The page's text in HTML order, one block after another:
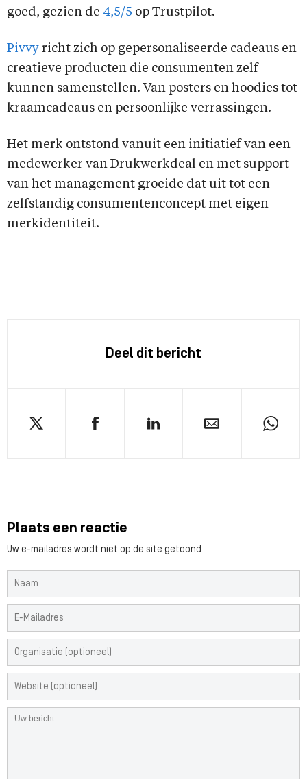
goed, gezien de 4,5/5 op Trustpilot.
Pivvy richt zich op gepersonaliseerde cadeaus en
creatieve producten die consumenten zelf
kunnen samenstellen. Van posters en hoodies tot
kraamcadeaus en persoonlijke verrassingen.
Het merk ontstond vanuit een initiatief van een
medewerker van Drukwerkdeal en met support
van het management groeide dat uit tot een
zelfstandig consumentenconcept met eigen
merkidentiteit.
Deel dit bericht
Plaats een reactie
Uw e-mailadres wordt niet op de site getoond